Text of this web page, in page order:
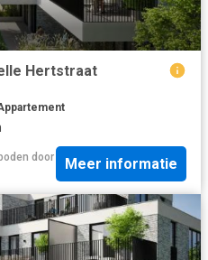
Hertstraat
door
Meer informatie